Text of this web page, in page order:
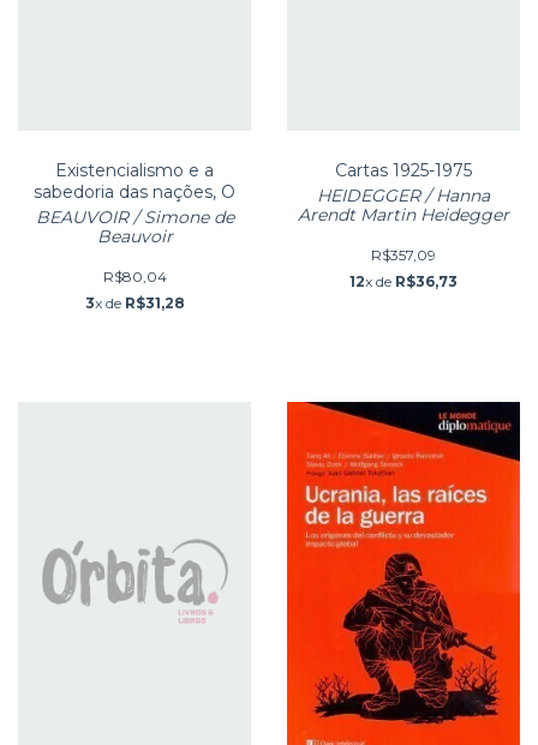
Existencialismo e a
sabedoria das nações, O
BEAUVOIR / Simone de
Beauvoir
R$80,04
3x de R$31,28
Cartas 1925-1975
HEIDEGGER / Hanna
Arendt Martin Heidegger
R$357,09
12x de R$36,73